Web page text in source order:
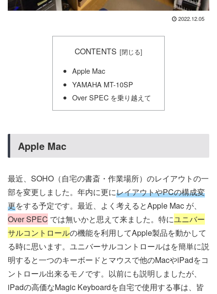
2022.12.05
CONTENTS
Apple Mac
YAMAHA MT-10SP
Over SPEC を乗り越えて
Apple Mac
最近、SOHO（自宅の書斎・作業場所）のレイアウトの一
部を変更しました。年内に更にレイアウトやPCの構成変
更をする予定です。最近、よく考えるとApple Mac が、
Over SPEC では無いかと思えて来ました。特にユニバー
サルコントロールの機能を利用してApple製品を動かして
る時に思います。ユニバーサルコントロールはを簡単に説
明すると一つのキーボードとマウスで他のMacやiPadをコ
ントロール出来るモノです。以前にも説明しましたが、
iPadの高価なMagic Keyboardを自宅で使用する事は、皆